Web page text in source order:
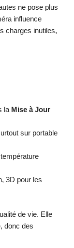
ne pose plus
influence
charges inutiles,
la Mise à Jour
sur portable
3D pour les
de vie. Elle
donc des